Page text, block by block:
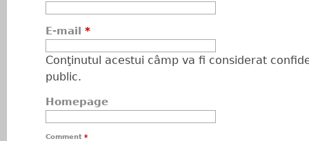
E-mail *
Conţinutul acestui câmp va fi considerat
public.
Homepage
Comment *